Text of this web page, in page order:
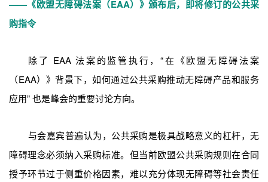
——《欧盟无障碍法案（EAA）》颁布后，即将修订的公共采
购指令
除了 EAA 法案的监管执行，“在《欧盟无障碍法案
（EAA）》背景下，如何通过公共采购推动无障碍产品和服务
应用” 也是峰会的重要讨论方向。
与会嘉宾普遍认为，公共采购是极具战略意义的杠杆，无
障碍理念必须纳入采购标准。但当前欧盟公共采购规则在合同
授予环节过于侧重价格因素，难以充分体现无障碍等社会责任